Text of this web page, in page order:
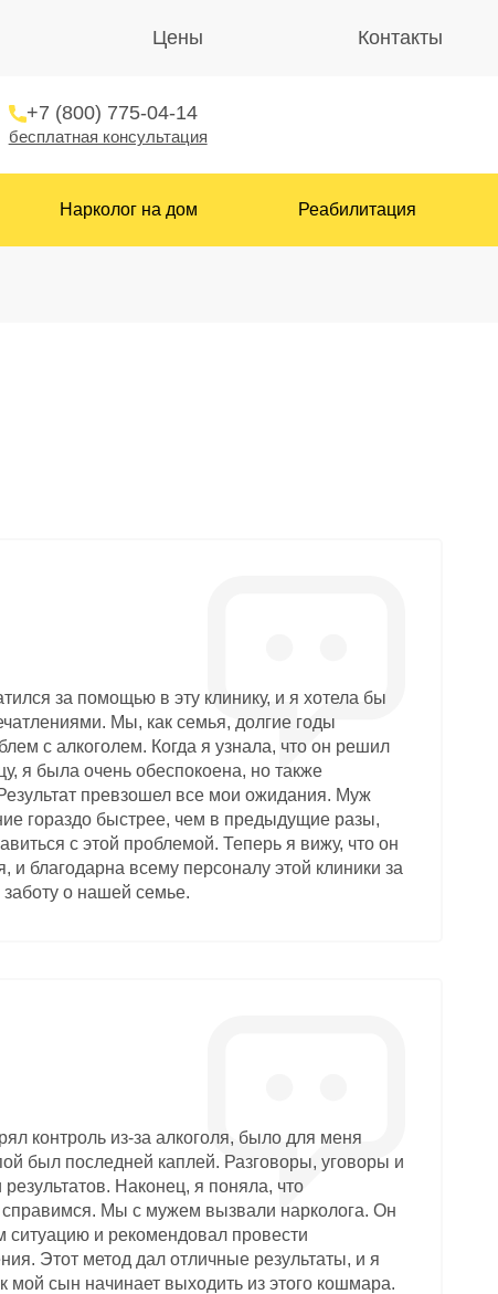
Цены Контакты
+7 (800) 775-04-14
бесплатная консультация
Нарколог на дом Реабилитация
за помощью в эту клинику, и я хотела бы
Мы, как семья, долгие годы
с алкоголем. Когда я узнала, что он решил
я была очень обеспокоена, но также
превзошел все мои ожидания. Муж
гораздо быстрее, чем в предыдущие разы,
с этой проблемой. Теперь я вижу, что он
и благодарна всему персоналу этой клиники за
о нашей семье.
контроль из-за алкоголя, было для меня
был последней каплей. Разговоры, уговоры и
Наконец, я поняла, что
Мы с мужем вызвали нарколога. Он
ситуацию и рекомендовал провести
Этот метод дал отличные результаты, и я
мой сын начинает выходить из этого кошмара.